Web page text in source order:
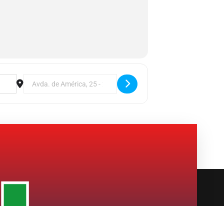
Sindicales II []
Destination Address - Taller: Estrategia Y